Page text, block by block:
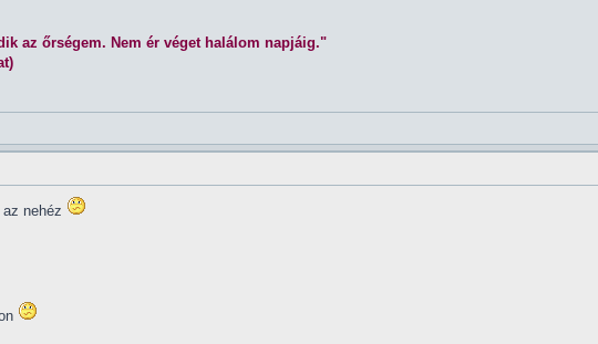
az őrségem. Nem ér véget halálom napjáig."
nehéz